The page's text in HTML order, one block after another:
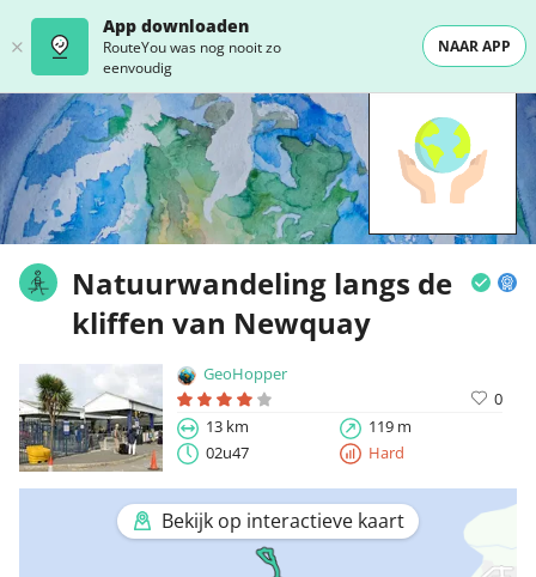
App downloaden
RouteYou was nog nooit zo
eenvoudig
NAAR APP
Natuurwandeling langs de
kliffen van Newquay
GeoHopper
0
13 km
119 m
02u47
Hard
Bekijk op interactieve kaart